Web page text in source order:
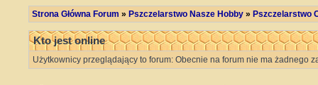
Strona Główna Forum » Pszczelarstwo Nasze Hobby » Pszczelarstwo
Kto jest online
Użytkownicy przeglądający to forum: Obecnie na forum nie ma żadnego